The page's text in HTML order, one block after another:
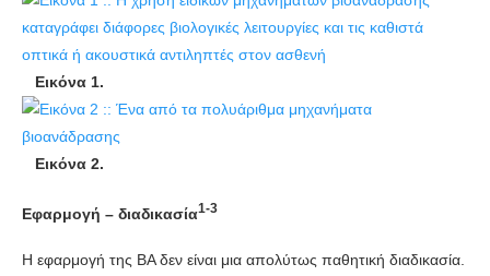
Εικόνα 1.
Εικόνα 2.
Εφαρμογή – διαδικασία1-3
Η εφαρμογή της ΒΑ δεν είναι μια απολύτως παθητική διαδικασία.